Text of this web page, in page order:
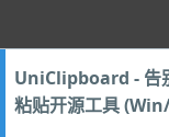
UniClipboard - 告
粘贴开源工具